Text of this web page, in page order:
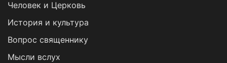
Человек и Церковь
История и культура
Вопрос священнику
Мысли вслух